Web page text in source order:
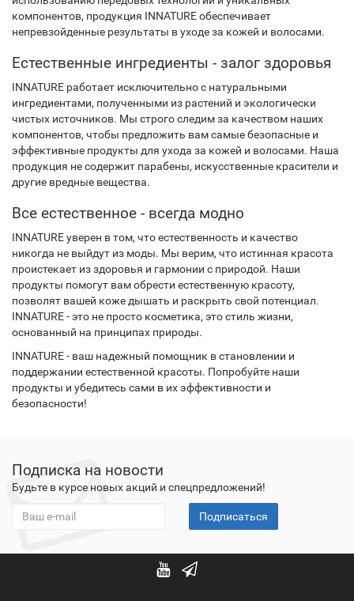
компонентов, продукция INNATURE обеспечивает
непревзойденные результаты в уходе за кожей и волосами.
Естественные ингредиенты - залог здоровья
INNATURE работает исключительно с натуральными
ингредиентами, полученными из растений и экологически
чистых источников. Мы строго следим за качеством наших
компонентов, чтобы предложить вам самые безопасные и
эффективные продукты для ухода за кожей и волосами. Наша
продукция не содержит парабены, искусственные красители и
другие вредные вещества.
Все естественное - всегда модно
INNATURE уверен в том, что естественность и качество
никогда не выйдут из моды. Мы верим, что истинная красота
проистекает из здоровья и гармонии с природой. Наши
продукты помогут вам обрести естественную красоту,
позволят вашей коже дышать и раскрыть свой потенциал.
INNATURE - это не просто косметика, это стиль жизни,
основанный на принципах природы.
INNATURE - ваш надежный помощник в становлении и
поддержании естественной красоты. Попробуйте наши
продукты и убедитесь сами в их эффективности и
безопасности!
Подписка на новости
Будьте в курсе новых акций и спецпредложений!
Подписаться